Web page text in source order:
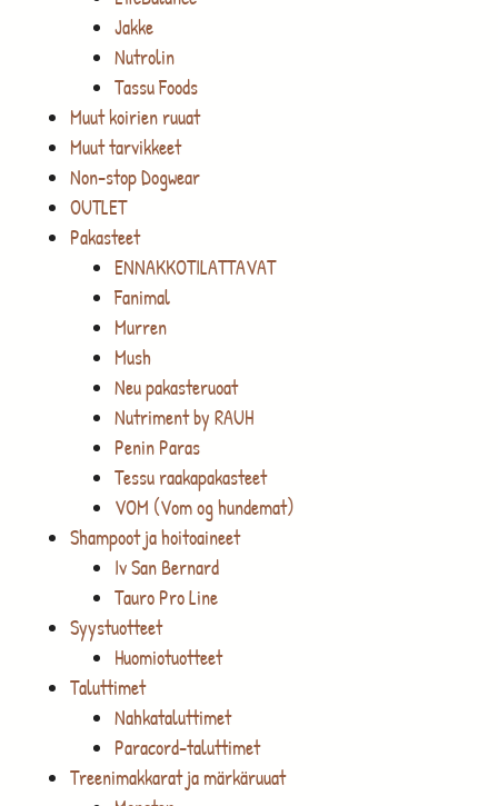
Jakke
Nutrolin
Tassu Foods
Muut koirien ruuat
Muut tarvikkeet
Non-stop Dogwear
OUTLET
Pakasteet
ENNAKKOTILATTAVAT
Fanimal
Murren
Mush
Neu pakasteruoat
Nutriment by RAUH
Penin Paras
Tessu raakapakasteet
VOM (Vom og hundemat)
Shampoot ja hoitoaineet
Iv San Bernard
Tauro Pro Line
Syystuotteet
Huomiotuotteet
Taluttimet
Nahkataluttimet
Paracord-taluttimet
Treenimakkarat ja märkäruuat